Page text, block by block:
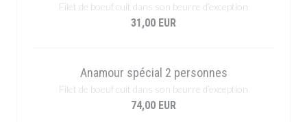
Filet de boeuf cuit dans son beurre d’exception
31,00 EUR
Anamour spécial 2 personnes
Filet de boeuf cuit dans son beurre d’exception
74,00 EUR